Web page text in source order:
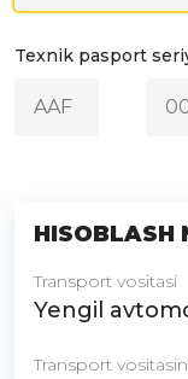
Texnik pasport
HISOBLASH
Transport vositasi
Yengil
Transport